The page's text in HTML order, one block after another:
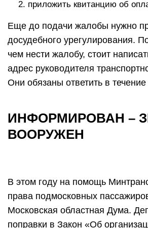
приложить квитанцию об
Еще до подачи жалобы нужно
досудебного урегулирования.
чем нести жалобу, стоит
адрес руководителя
Они обязаны ответить в
ИНФОРМИРОВАН –
ВООРУЖЕН
В этом году на помощь
права подмосковных
Московская областная Дума.
поправки в Закон «Об